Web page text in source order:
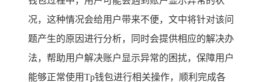
况，这种情况会给用户带来不便，文中将针对该问
题产生的原因进行分析，同时会提供相应的解决办
法，帮助用户解决账户显示异常的困扰，保障用户
能够正常使用Tp钱包进行相关操作，顺利完成各